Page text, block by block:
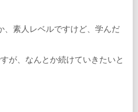
、素人レベルですけど、学んだ
が、なんとか続けていきたいと